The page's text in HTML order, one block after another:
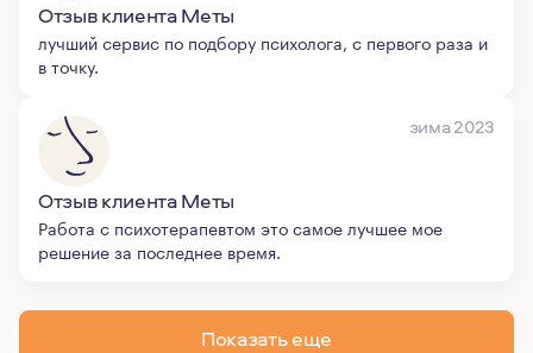
Отзыв клиента Меты
лучший сервис по подбору психолога, с первого раза и
в точку.
зима 2023
Отзыв клиента Меты
Работа с психотерапевтом это самое лучшее мое
решение за последнее время.
Показать еще